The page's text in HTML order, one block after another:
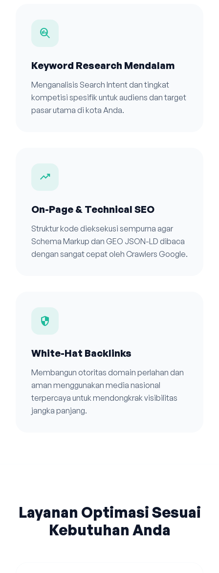
search_insights
Keyword Research Mendalam
Menganalisis Search Intent dan tingkat
kompetisi spesifik untuk audiens dan target
pasar utama di kota Anda.
trending_up
On-Page & Technical SEO
Struktur kode dieksekusi sempurna agar
Schema Markup dan GEO JSON-LD dibaca
dengan sangat cepat oleh Crawlers Google.
security
White-Hat Backlinks
Membangun otoritas domain perlahan dan
aman menggunakan media nasional
terpercaya untuk mendongkrak visibilitas
jangka panjang.
Layanan Optimasi Sesuai
Kebutuhan Anda